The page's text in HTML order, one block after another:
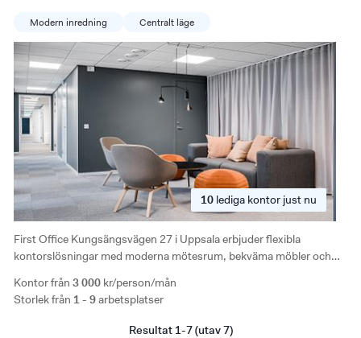
Modern inredning Centralt läge
10 lediga kontor just nu
Kontor från 3 000 kr/person/mån
Storlek från 1 - 9arbetsplatser
First Office Kungsängsvägen 27 i Uppsala erbjuder flexibla
kontorslösningar med moderna mötesrum, bekväma möbler och
åtkomst, i en utmärkt kommunikationsmiljö.
Resultat 1-7 (utav 7)